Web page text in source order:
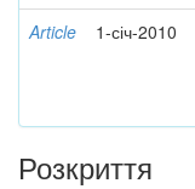
Article 1-січ-2010
Розкриття